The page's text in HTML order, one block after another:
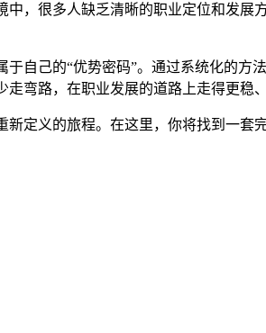
，很多人缺乏清晰的职业定位和发
自己的“优势密码”。通过系统化的
弯路，在职业发展的道路上走得更稳、
定义的旅程。在这里，你将找到一